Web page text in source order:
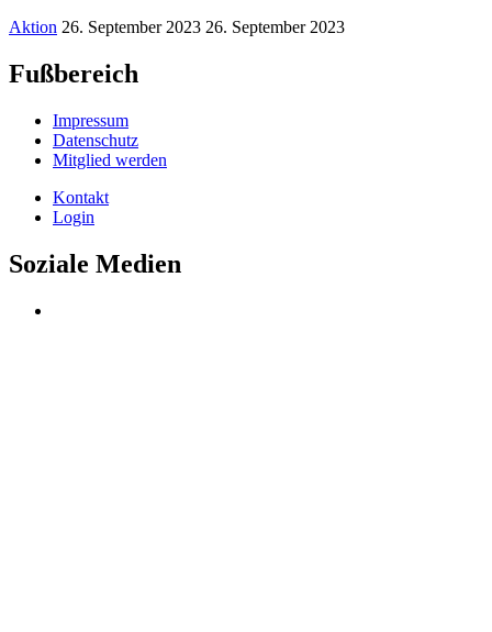
Aktion 26. September 2023 26. September 2023
Fußbereich
Impressum
Datenschutz
Mitglied werden
Kontakt
Login
Soziale Medien